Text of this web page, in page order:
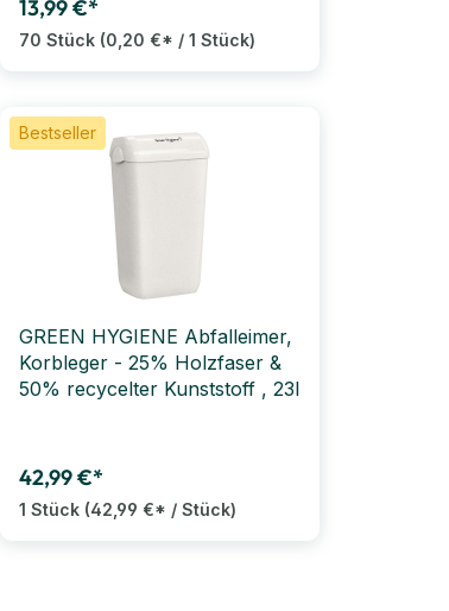
13,99 €*
70 Stück (0,20 €* / 1 Stück)
Bestseller
GREEN HYGIENE Abfalleimer,
Korbleger - 25% Holzfaser &
50% recycelter Kunststoff , 23l
42,99 €*
1 Stück (42,99 €* / Stück)